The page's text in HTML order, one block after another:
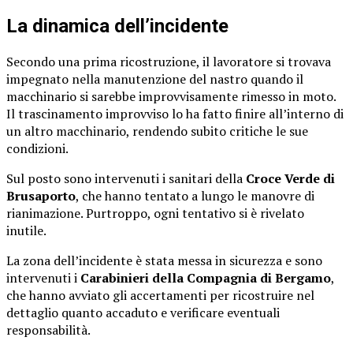
La dinamica dell’incidente
Secondo una prima ricostruzione, il lavoratore si trovava
impegnato nella manutenzione del nastro quando il
macchinario si sarebbe improvvisamente rimesso in moto.
Il trascinamento improvviso lo ha fatto finire all’interno di
un altro macchinario, rendendo subito critiche le sue
condizioni.
Sul posto sono intervenuti i sanitari della Croce Verde di
Brusaporto, che hanno tentato a lungo le manovre di
rianimazione. Purtroppo, ogni tentativo si è rivelato
inutile.
La zona dell’incidente è stata messa in sicurezza e sono
intervenuti i Carabinieri della Compagnia di Bergamo,
che hanno avviato gli accertamenti per ricostruire nel
dettaglio quanto accaduto e verificare eventuali
responsabilità.